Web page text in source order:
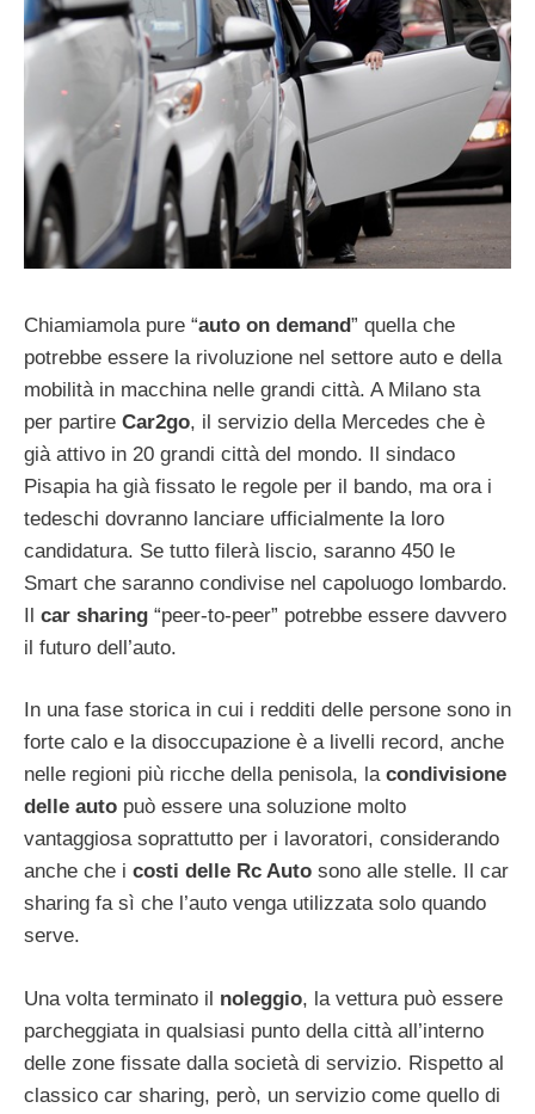
Chiamiamola pure “auto on demand” quella che
potrebbe essere la rivoluzione nel settore auto e della
mobilità in macchina nelle grandi città. A Milano sta
per partire Car2go, il servizio della Mercedes che è
già attivo in 20 grandi città del mondo. Il sindaco
Pisapia ha già fissato le regole per il bando, ma ora i
tedeschi dovranno lanciare ufficialmente la loro
candidatura. Se tutto filerà liscio, saranno 450 le
Smart che saranno condivise nel capoluogo lombardo.
Il car sharing “peer-to-peer” potrebbe essere davvero
il futuro dell’auto.
In una fase storica in cui i redditi delle persone sono in
forte calo e la disoccupazione è a livelli record, anche
nelle regioni più ricche della penisola, la condivisione
delle auto può essere una soluzione molto
vantaggiosa soprattutto per i lavoratori, considerando
anche che i costi delle Rc Auto sono alle stelle. Il car
sharing fa sì che l’auto venga utilizzata solo quando
serve.
Una volta terminato il noleggio, la vettura può essere
parcheggiata in qualsiasi punto della città all’interno
delle zone fissate dalla società di servizio. Rispetto al
classico car sharing, però, un servizio come quello di